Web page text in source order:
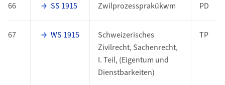
66 SS 1915 Zwilprozessprakükwm PD
67 WS 1915
Schweizerisches
Zivilrecht, Sachenrecht,
I. Teil, (Eigentum und
Dienstbarkeiten)
TP